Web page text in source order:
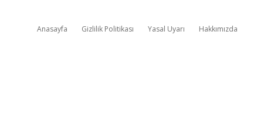
Anasayfa Gizlilik Politikası Yasal Uyarı Hakkımızda